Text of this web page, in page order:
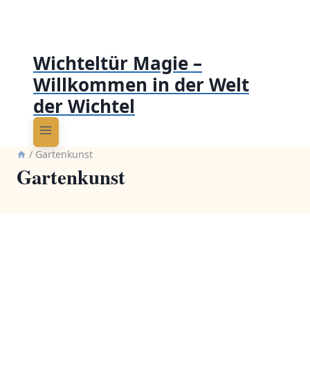
Wichteltür Magie –
Willkommen in der Welt
der Wichtel
/ Gartenkunst
Gartenkunst